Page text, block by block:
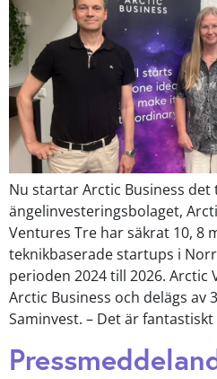
Nu startar Arctic Business det
ängelinvesteringsbolaget,
Ventures Tre har säkrat 10, 8
teknikbaserade startups i
perioden 2024 till 2026. Arctic
Arctic Business och delägs av
Saminvest. – Det är